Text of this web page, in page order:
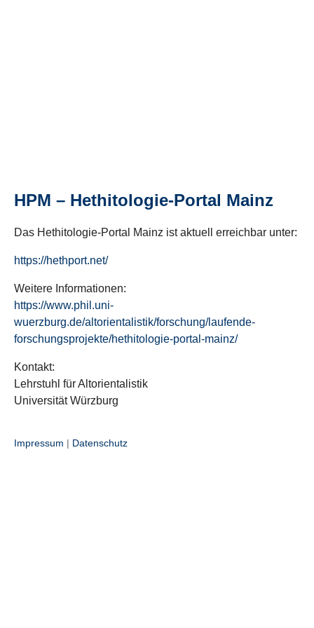
HPM – Hethitologie-Portal Mainz
Das Hethitologie-Portal Mainz ist aktuell erreichbar unter:
https://hethport.net/
Weitere Informationen:
https://www.phil.uni-
wuerzburg.de/altorientalistik/forschung/laufende-
forschungsprojekte/hethitologie-portal-mainz/
Kontakt:
Lehrstuhl für Altorientalistik
Universität Würzburg
Impressum | Datenschutz